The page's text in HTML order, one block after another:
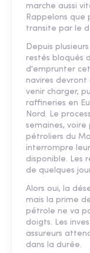
marche aussi
Rappelons que
transite par le
Depuis
restés bloqués
d'emprunter
navires
venir charger,
raffineries en
Nord. Le
semaines, voire
pétroliers du
interrompre
disponible. Les
de quelques
Alors oui, la
mais la prime
pétrole ne va
doigts. Les
assureurs
dans la durée.